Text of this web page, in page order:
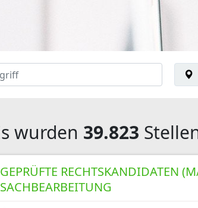
wurden 39.823
GEPRÜFTE RECHTSKANDIDATEN
SACHBEARBEITUNG